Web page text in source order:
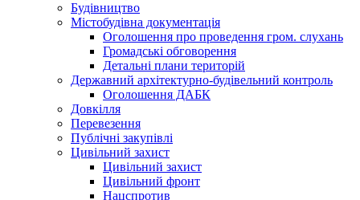
Будівництво
Містобудівна документація
Оголошення про проведення гром. слухань
Громадські обговорення
Детальні плани територій
Державний архітектурно-будівельний контроль
Оголошення ДАБК
Довкілля
Перевезення
Публічні закупівлі
Цивільний захист
Цивільний захист
Цивільний фронт
Нацспротив